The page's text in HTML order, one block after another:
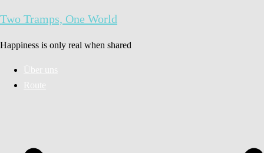
Inhalt
Two Tramps, One World
Happiness is only real when shared
Über uns
Route